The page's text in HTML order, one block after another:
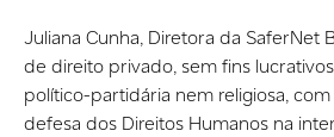
Juliana Cunha, Diretora da SaferNet
de direito privado, sem fins
político-partidária nem religiosa,
defesa dos Direitos Humanos na